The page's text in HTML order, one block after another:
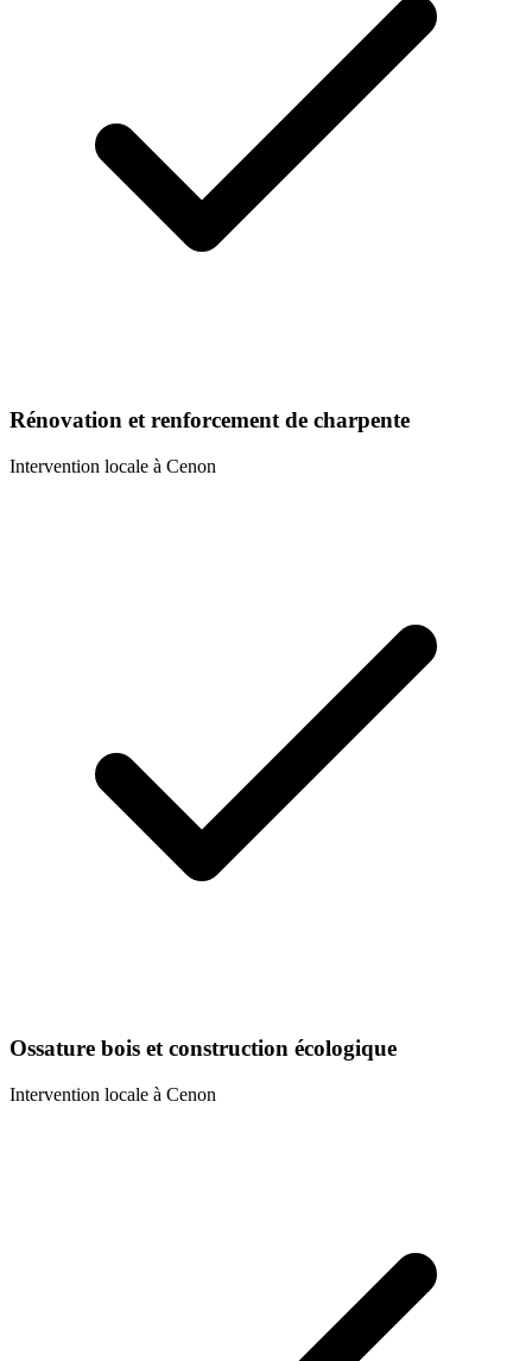
Rénovation et renforcement de charpente
Intervention locale à Cenon
Ossature bois et construction écologique
Intervention locale à Cenon